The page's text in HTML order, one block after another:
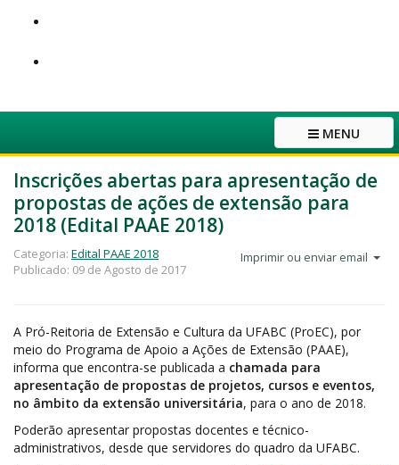
MENU
Inscrições abertas para apresentação de
propostas de ações de extensão para
2018 (Edital PAAE 2018)
Imprimir ou enviar email
Categoria: Edital PAAE 2018
Publicado: 09 de Agosto de 2017
A Pró-Reitoria de Extensão e Cultura da UFABC (ProEC), por
meio do Programa de Apoio a Ações de Extensão (PAAE),
informa que encontra-se publicada a chamada para
apresentação de propostas de projetos, cursos e eventos,
no âmbito da extensão universitária, para o ano de 2018.
Poderão apresentar propostas docentes e técnico-
administrativos, desde que servidores do quadro da UFABC.